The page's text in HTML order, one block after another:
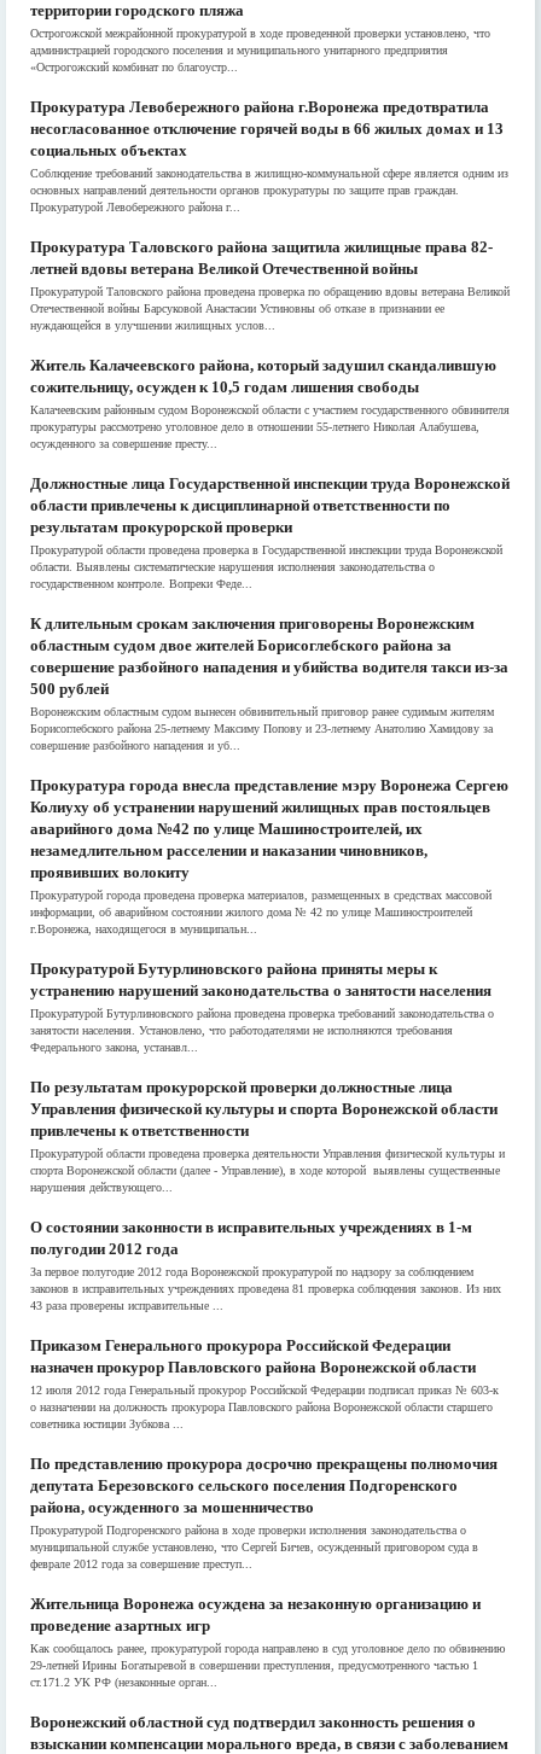
территории городского пляжа
Острогожской межрайонной прокуратурой в ходе проведенной проверки установлено, что
администрацией городского поселения и муниципального унитарного предприятия
«Острогожский комбинат по благоустр...
Прокуратура Левобережного района г.Воронежа предотвратила
несогласованное отключение горячей воды в 66 жилых домах и 13
социальных объектах
Соблюдение требований законодательства в жилищно-коммунальной сфере является одним из
основных направлений деятельности органов прокуратуры по защите прав граждан.
Прокуратурой Левобережного района г...
Прокуратура Таловского района защитила жилищные права 82-
летней вдовы ветерана Великой Отечественной войны
Прокуратурой Таловского района проведена проверка по обращению вдовы ветерана Великой
Отечественной войны Барсуковой Анастасии Устиновны об отказе в признании ее
нуждающейся в улучшении жилищных услов...
Житель Калачеевского района, который задушил скандалившую
сожительницу, осужден к 10,5 годам лишения свободы
Калачеевским районным судом Воронежской области с участием государственного обвинителя
прокуратуры рассмотрено уголовное дело в отношении 55-летнего Николая Алабушева,
осужденного за совершение престу...
Должностные лица Государственной инспекции труда Воронежской
области привлечены к дисциплинарной ответственности по
результатам прокурорской проверки
Прокуратурой области проведена проверка в Государственной инспекции труда Воронежской
области. Выявлены систематические нарушения исполнения законодательства о
государственном контроле. Вопреки Феде...
К длительным срокам заключения приговорены Воронежским
областным судом двое жителей Борисоглебского района за
совершение разбойного нападения и убийства водителя такси из-за
500 рублей
Воронежским областным судом вынесен обвинительный приговор ранее судимым жителям
Борисоглебского района 25-летнему Максиму Попову и 23-летнему Анатолию Хамидову за
совершение разбойного нападения и уб...
Прокуратура города внесла представление мэру Воронежа Сергею
Колиуху об устранении нарушений жилищных прав постояльцев
аварийного дома №42 по улице Машиностроителей, их
незамедлительном расселении и наказании чиновников,
проявивших волокиту
Прокуратурой города проведена проверка материалов, размещенных в средствах массовой
информации, об аварийном состоянии жилого дома № 42 по улице Машиностроителей
г.Воронежа, находящегося в муниципальн...
Прокуратурой Бутурлиновского района приняты меры к
устранению нарушений законодательства о занятости населения
Прокуратурой Бутурлиновского района проведена проверка требований законодательства о
занятости населения. Установлено, что работодателями не исполняются требования
Федерального закона, устанавл...
По результатам прокурорской проверки должностные лица
Управления физической культуры и спорта Воронежской области
привлечены к ответственности
Прокуратурой области проведена проверка деятельности Управления физической культуры и
спорта Воронежской области (далее - Управление), в ходе которой выявлены существенные
нарушения действующего...
О состоянии законности в исправительных учреждениях в 1-м
полугодии 2012 года
За первое полугодие 2012 года Воронежской прокуратурой по надзору за соблюдением
законов в исправительных учреждениях проведена 81 проверка соблюдения законов. Из них
43 раза проверены исправительные ...
Приказом Генерального прокурора Российской Федерации
назначен прокурор Павловского района Воронежской области
12 июля 2012 года Генеральный прокурор Российской Федерации подписал приказ № 603-к
о назначении на должность прокурора Павловского района Воронежской области старшего
советника юстиции Зубкова ...
По представлению прокурора досрочно прекращены полномочия
депутата Березовского сельского поселения Подгоренского
района, осужденного за мошенничество
Прокуратурой Подгоренского района в ходе проверки исполнения законодательства о
муниципальной службе установлено, что Сергей Бичев, осужденный приговором суда в
феврале 2012 года за совершение преступ...
Жительница Воронежа осуждена за незаконную организацию и
проведение азартных игр
Как сообщалось ранее, прокуратурой города направлено в суд уголовное дело по обвинению
29-летней Ирины Богатыревой в совершении преступления, предусмотренного частью 1
ст.171.2 УК РФ (незаконные орган...
Воронежский областной суд подтвердил законность решения о
взыскании компенсации морального вреда, в связи с заболеванием